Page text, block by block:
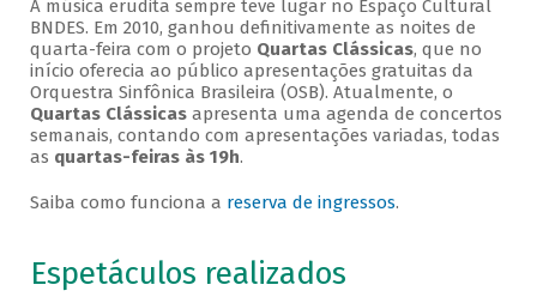
A música erudita sempre teve lugar no Espaço Cultural
BNDES. Em 2010, ganhou definitivamente as noites de
quarta-feira com o projeto Quartas Clássicas, que no
início oferecia ao público apresentações gratuitas da
Orquestra Sinfônica Brasileira (OSB). Atualmente, o
Quartas Clássicasapresenta uma agenda de concertos
semanais, contando com apresentações variadas, todas
as quartas-feiras às 19h.
Saiba como funciona a reserva de ingressos.
Espetáculos realizados